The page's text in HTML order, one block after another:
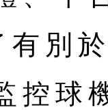
別
控球